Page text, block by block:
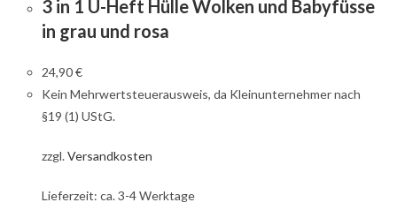
3 in 1 U-Heft Hülle Wolken und Babyfüsse
in grau und rosa
24,90€
Kein Mehrwertsteuerausweis, da Kleinunternehmer nach
§19 (1) UStG.
zzgl.Versandkosten
Lieferzeit: ca. 3-4 Werktage